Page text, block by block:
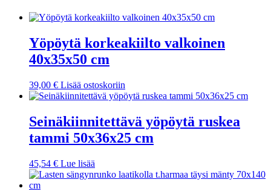
Yöpöytä korkeakiilto valkoinen
40x35x50 cm
39,00 € Lisää ostoskoriin
Seinäkiinnitettävä yöpöytä ruskea
tammi 50x36x25 cm
45,54 € Lue lisää